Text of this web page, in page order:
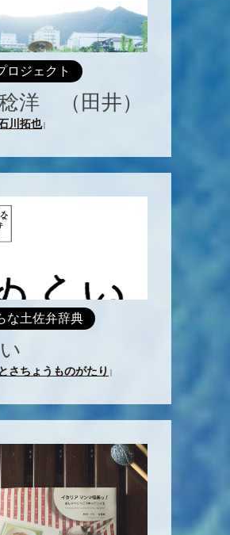
ロジェクト
洋 （田井）
川拓也|
な土佐弁辞典
とさちょうものがたり